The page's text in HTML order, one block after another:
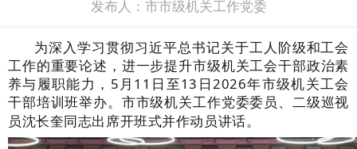
发布人：市市级机关工作党委
为深入学习贯彻习近平总书记关于工人阶级和工会
工作的重要论述，进一步提升市级机关工会干部政治素
养与履职能力， 5月11日至13日2026年市级机关工会
干部培训班举办。 市市级机关工作党委委员、二级巡视
员沈长奎同志出席开班式并作动员讲话。